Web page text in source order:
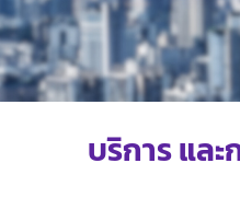
บริการ แล